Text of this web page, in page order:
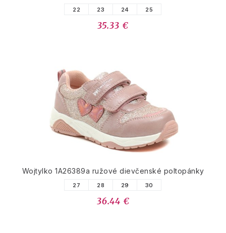
22 23 24 25
35.33 €
Wojtylko 1A26389a ružové dievčenské poltopánky
27 28 29 30
36.44 €